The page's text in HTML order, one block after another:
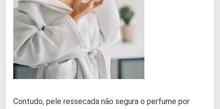
Contudo, pele ressecada não segura o perfume por